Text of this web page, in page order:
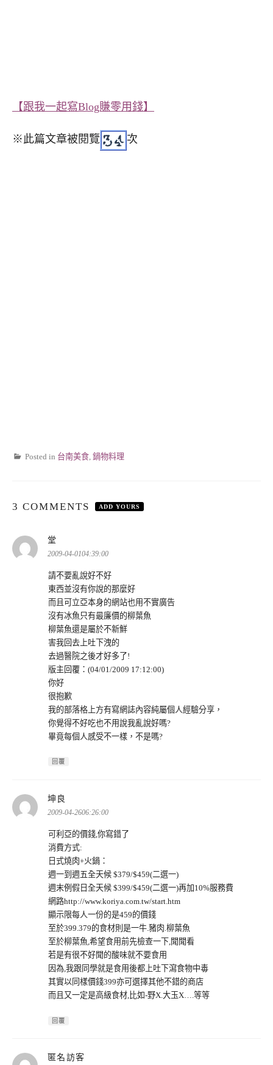
【跟我一起寫Blog賺零用錢】
※此篇文章被閱覽 次
Posted in 台南美食, 鍋物料理
3 COMMENTS ADD YOURS
堂
示:
2009-04-0104:39:00
請不要亂說好不好
東西並沒有你說的那麼好
而且可立亞本身的網站也用不實廣告
沒有冰魚只有最廉價的柳葉魚
柳葉魚還是屬於不新鮮
害我回去上吐下洩的
去過醫院之後才好多了!
版主回覆：(04/01/2009 17:12:00)
你好
很抱歉
我的部落格上方有寫網誌內容純屬個人經驗分享，
你覺得不好吃也不用說我亂說好嗎?
畢竟每個人感受不一樣，不是嗎?
回覆
坤良
示:
2009-04-2606:26:00
可利亞的價錢,你寫錯了
消費方式:
日式燒肉+火鍋：
週一到週五全天候 $379/$459(二選一)
週末例假日全天候 $399/$459(二選一)再加10%服務費
網路http://www.koriya.com.tw/start.htm
顯示限每人一份的是459的價錢
至於399.379的食材則是一牛.豬肉.柳葉魚
至於柳葉魚,希望食用前先檢查一下,聞聞看
若是有很不好聞的酸味就不要食用
因為,我跟同學就是食用後都上吐下瀉食物中毒
其實以同樣價錢399亦可選擇其他不錯的商店
而且又一定是高級食材,比如-野X.大玉X….等等
回覆
匿名訪客